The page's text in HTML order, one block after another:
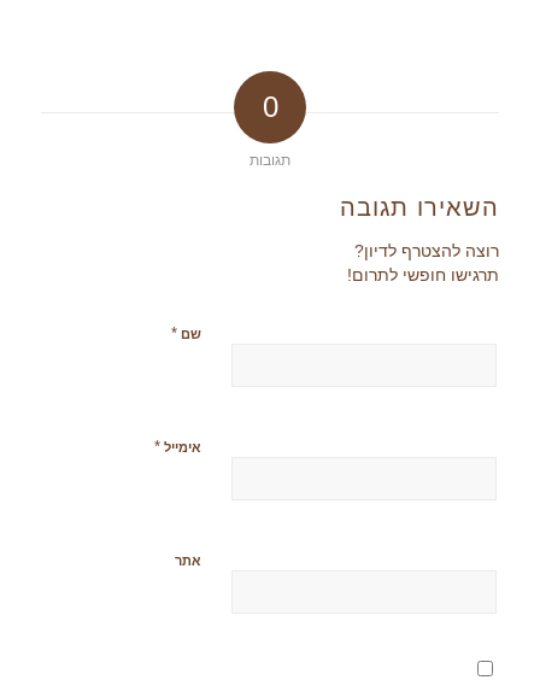
0
תגובות
השאירו תגובה
רוצה להצטרף לדיון?
תרגישו חופשי לתרום!
שם *
אימייל *
אתר